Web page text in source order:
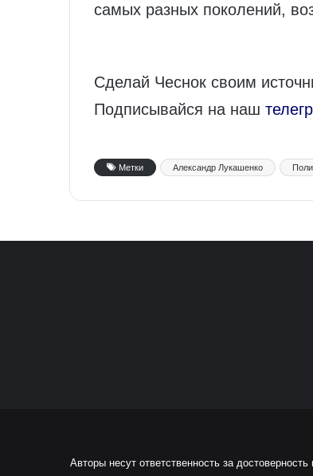
самых разных поколений,
Сделай Чеснок своим
Подписывайся на наш
Метки Александр Лукашенко
Авторы несут ответственность за